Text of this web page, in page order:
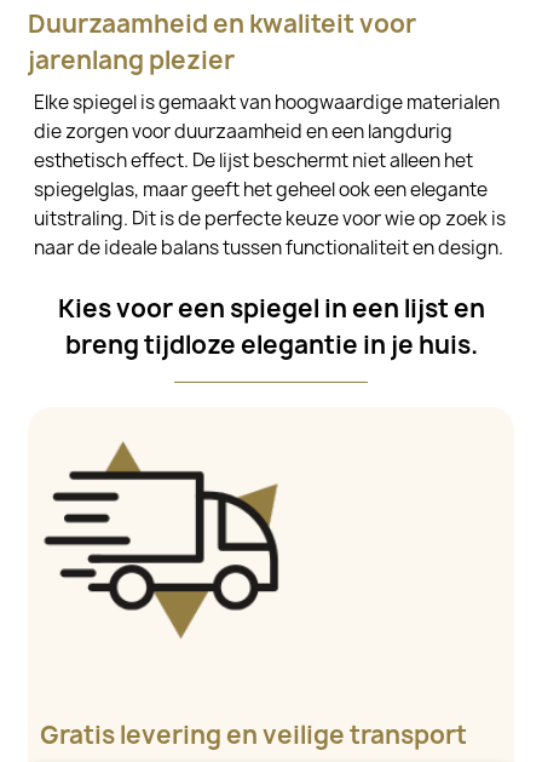
Duurzaamheid en kwaliteit voor
jarenlang plezier
Elke spiegel is gemaakt van hoogwaardige materialen
die zorgen voor duurzaamheid en een langdurig
esthetisch effect. De lijst beschermt niet alleen het
spiegelglas, maar geeft het geheel ook een elegante
uitstraling. Dit is de perfecte keuze voor wie op zoek is
naar de ideale balans tussen functionaliteit en design.
Kies voor een spiegel in een lijst en
breng tijdloze elegantie in je huis.
Gratis levering en veilige transport